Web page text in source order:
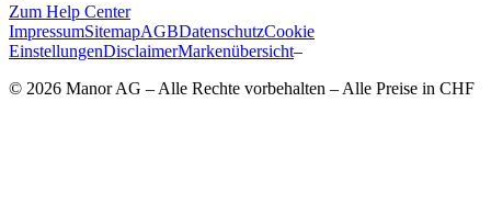
Zum Help Center
ImpressumSitemapAGBDatenschutzCookie
EinstellungenDisclaimerMarkenübersicht–
© 2026 Manor AG – Alle Rechte vorbehalten – Alle Preise in CHF